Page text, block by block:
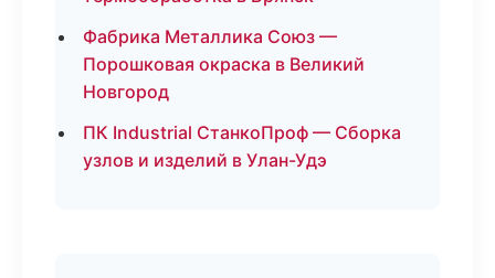
Фабрика Металлика Союз —
Порошковая окраска в Великий
Новгород
ПК Industrial СтанкоПроф — Сборка
узлов и изделий в Улан-Удэ